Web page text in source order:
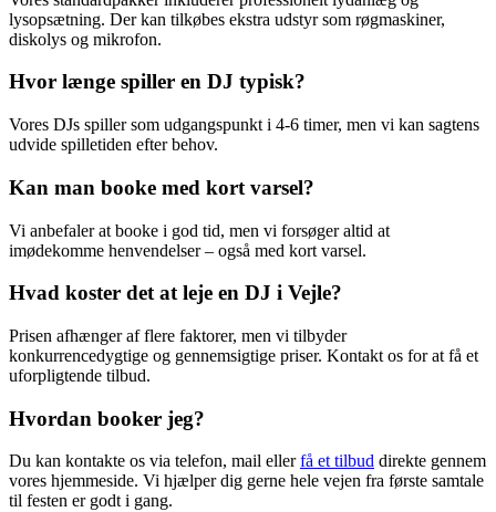
lysopsætning. Der kan tilkøbes ekstra udstyr som røgmaskiner,
diskolys og mikrofon.
Hvor længe spiller en DJ typisk?
Vores DJs spiller som udgangspunkt i 4-6 timer, men vi kan sagtens
udvide spilletiden efter behov.
Kan man booke med kort varsel?
Vi anbefaler at booke i god tid, men vi forsøger altid at
imødekomme henvendelser – også med kort varsel.
Hvad koster det at leje en DJ i Vejle?
Prisen afhænger af flere faktorer, men vi tilbyder
konkurrencedygtige og gennemsigtige priser. Kontakt os for at få et
uforpligtende tilbud.
Hvordan booker jeg?
Du kan kontakte os via telefon, mail ellerfå et tilbud direkte gennem
vores hjemmeside. Vi hjælper dig gerne hele vejen fra første samtale
til festen er godt i gang.